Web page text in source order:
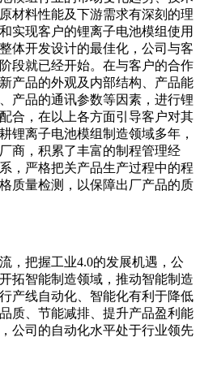
材料性能及下游需求有深刻的理
实现客户的锂离子电池模组使用
体开发设计的最佳化，公司与客
段就已经开始。在与客户的合作
产品的外观及内部结构、产品能
产品的通讯参数等因素，进行锂
合，在以上各方面引导客户对其
锂离子电池模组制造领域多年，
商，积累了丰富的制程管理经
，严格把关产品生产过程中的程
质量检测，以保障出厂产品的质
，把握工业4.0的发展机遇，公
拓智能制造领域，推动智能制造
产线自动化、智能化有利于降低
质、节能减排、提升产品盈利能
公司的自动化水平处于行业领先